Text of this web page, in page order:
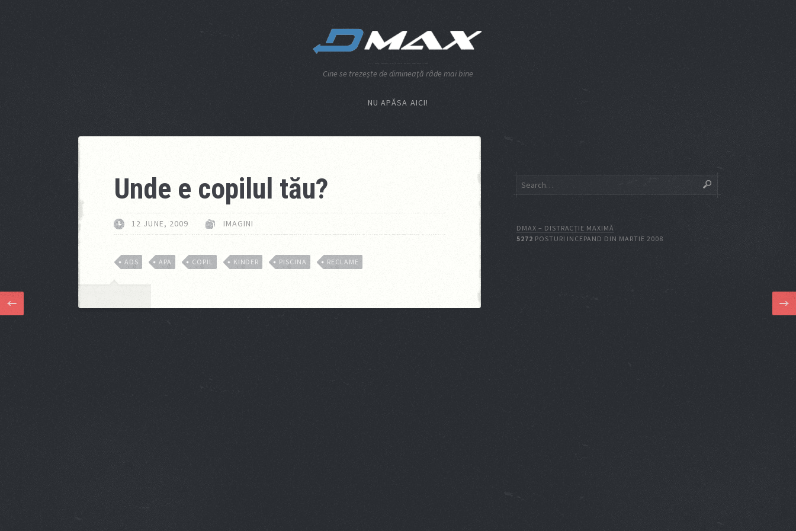
Cine se trezeşte de dimineaţă râde mai bine
NU APĂSA AICI!
Unde e copilul tău?
12 JUNE, 2009 IMAGINI
ADS APA COPIL KINDER PISCINA RECLAME
DMAX – DISTRACŢIE MAXIMĂ
5272 POSTURI INCEPAND DIN MARTIE 2008